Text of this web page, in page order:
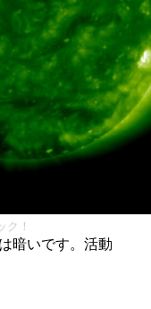
！
暗いです。活動